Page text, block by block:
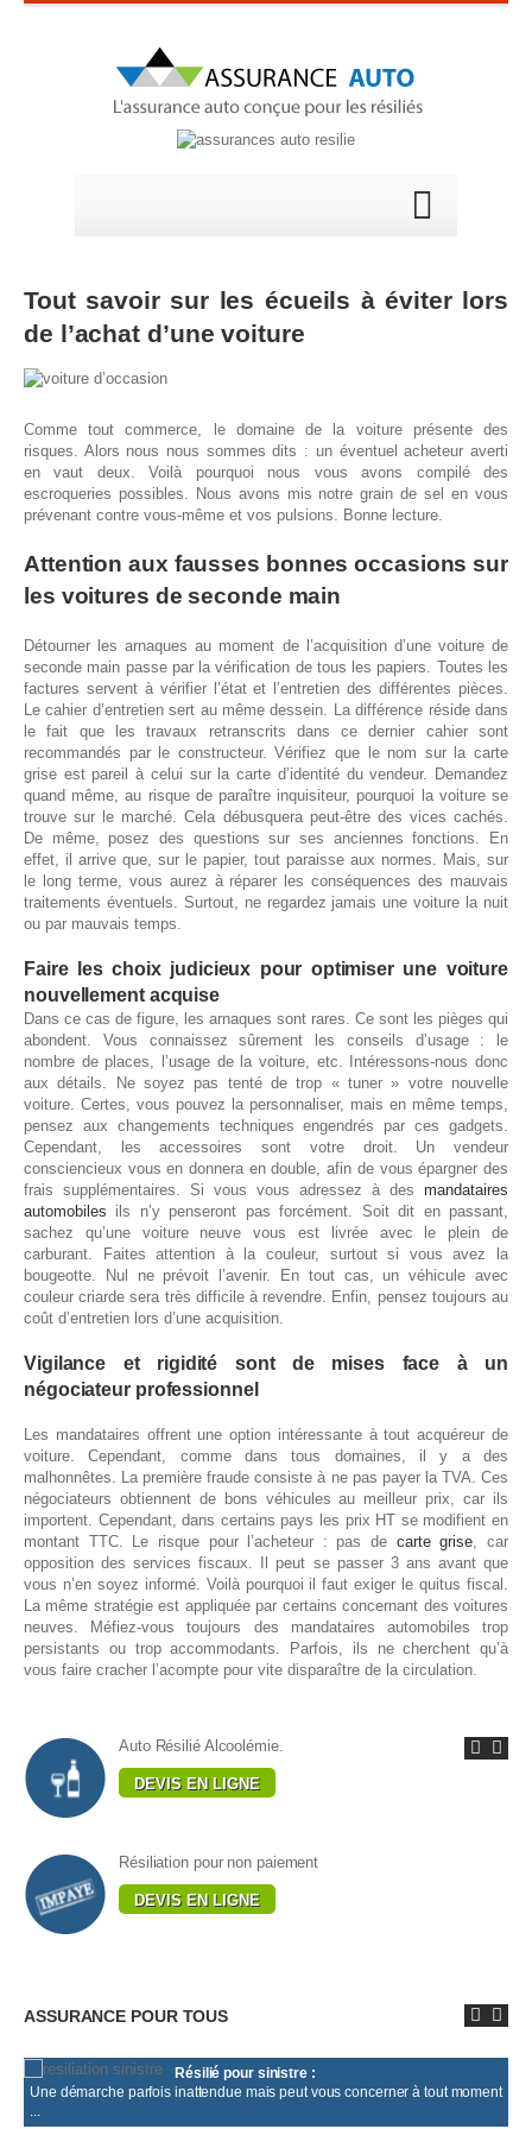
Tout savoir sur les écueils à éviter lors
de l’achat d’une voiture
Comme tout commerce, le domaine de la voiture présente des
risques. Alors nous nous sommes dits : un éventuel acheteur averti
en vaut deux. Voilà pourquoi nous vous avons compilé des
escroqueries possibles. Nous avons mis notre grain de sel en vous
prévenant contre vous-même et vos pulsions. Bonne lecture.
Attention aux fausses bonnes occasions sur
les voitures de seconde main
Détourner les arnaques au moment de l’acquisition d’une voiture de
seconde main passe par la vérification de tous les papiers. Toutes les
factures servent à vérifier l’état et l’entretien des différentes pièces.
Le cahier d’entretien sert au même dessein. La différence réside dans
le fait que les travaux retranscrits dans ce dernier cahier sont
recommandés par le constructeur. Vérifiez que le nom sur la carte
grise est pareil à celui sur la carte d’identité du vendeur. Demandez
quand même, au risque de paraître inquisiteur, pourquoi la voiture se
trouve sur le marché. Cela débusquera peut-être des vices cachés.
De même, posez des questions sur ses anciennes fonctions. En
effet, il arrive que, sur le papier, tout paraisse aux normes. Mais, sur
le long terme, vous aurez à réparer les conséquences des mauvais
traitements éventuels. Surtout, ne regardez jamais une voiture la nuit
ou par mauvais temps.
Faire les choix judicieux pour optimiser une voiture
nouvellement acquise
Dans ce cas de figure, les arnaques sont rares. Ce sont les pièges qui
abondent. Vous connaissez sûrement les conseils d’usage : le
nombre de places, l’usage de la voiture, etc. Intéressons-nous donc
aux détails. Ne soyez pas tenté de trop « tuner » votre nouvelle
voiture. Certes, vous pouvez la personnaliser, mais en même temps,
pensez aux changements techniques engendrés par ces gadgets.
Cependant, les accessoires sont votre droit. Un vendeur
consciencieux vous en donnera en double, afin de vous épargner des
frais supplémentaires. Si vous vous adressez à des mandataires
automobiles ils n’y penseront pas forcément. Soit dit en passant,
sachez qu’une voiture neuve vous est livrée avec le plein de
carburant. Faites attention à la couleur, surtout si vous avez la
bougeotte. Nul ne prévoit l’avenir. En tout cas, un véhicule avec
couleur criarde sera très difficile à revendre. Enfin, pensez toujours au
coût d’entretien lors d’une acquisition.
Vigilance et rigidité sont de mises face à un
négociateur professionnel
Les mandataires offrent une option intéressante à tout acquéreur de
voiture. Cependant, comme dans tous domaines, il y a des
malhonnêtes. La première fraude consiste à ne pas payer la TVA. Ces
négociateurs obtiennent de bons véhicules au meilleur prix, car ils
importent. Cependant, dans certains pays les prix HT se modifient en
montant TTC. Le risque pour l’acheteur : pas de carte grise, car
opposition des services fiscaux. Il peut se passer 3 ans avant que
vous n’en soyez informé. Voilà pourquoi il faut exiger le quitus fiscal.
La même stratégie est appliquée par certains concernant des voitures
neuves. Méfiez-vous toujours des mandataires automobiles trop
persistants ou trop accommodants. Parfois, ils ne cherchent qu’à
vous faire cracher l’acompte pour vite disparaître de la circulation.
Auto Résilié Alcoolémie.
Résiliation pour non paiement
ASSURANCE POUR TOUS
Résilié pour sinistre :
Une démarche parfois inattendue mais peut vous concerner à tout moment
...